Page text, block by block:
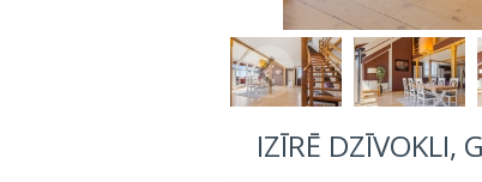
IZĪRĒ DZĪVOKLI,